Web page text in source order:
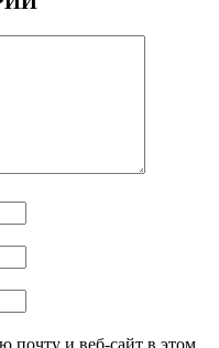
почту и веб-сайт в этом